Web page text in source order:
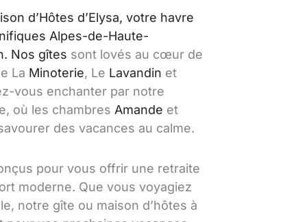
d’Hôtes d’Elysa, votre havre
Alpes-de-Haute-
Nos gîtes sont lovés au cœur de
La Minoterie, Le Lavandin et
vous enchanter par notre
où les chambres Amande et
des vacances au calme.
pour vous offrir une retraite
moderne. Que vous voyagiez
notre gîte ou maison d’hôtes à